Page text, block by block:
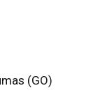
(GO)